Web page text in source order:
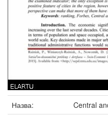
Назва:
Central